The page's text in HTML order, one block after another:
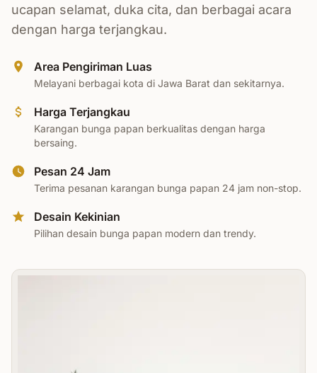
ucapan selamat, duka cita, dan berbagai acara
dengan harga terjangkau.
Area Pengiriman Luas
Melayani berbagai kota di Jawa Barat dan sekitarnya.
Harga Terjangkau
Karangan bunga papan berkualitas dengan harga
bersaing.
Pesan 24 Jam
Terima pesanan karangan bunga papan 24 jam non-stop.
Desain Kekinian
Pilihan desain bunga papan modern dan trendy.